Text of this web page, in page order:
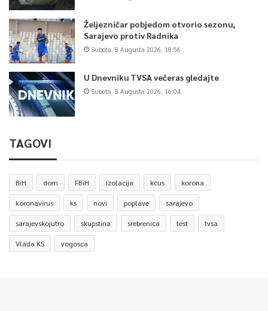
Željezničar pobjedom otvorio sezonu,
Sarajevo protiv Radnika
Subota, 8 Augusta 2026, 18:56
U Dnevniku TVSA večeras gledajte
Subota, 8 Augusta 2026, 16:04
TAGOVI
BiH dom FBiH izolacija kcus korona
koronavirus ks novi poplave sarajevo
sarajevskojutro skupstina srebrenica test tvsa
Vlada KS vogosca